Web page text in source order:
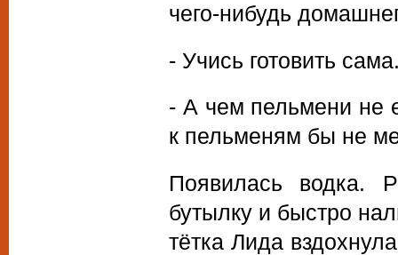
чего-нибудь
- Учись готовить
- А чем пельмени не
к пельменям бы не
Появилась водка.
бутылку и быстро
тётка Лида